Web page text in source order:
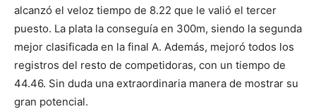
alcanzó el veloz tiempo de 8.22 que le valió el tercer
puesto. La plata la conseguía en 300m, siendo la segunda
mejor clasificada en la final A. Además, mejoró todos los
registros del resto de competidoras, con un tiempo de
44.46. Sin duda una extraordinaria manera de mostrar su
gran potencial.